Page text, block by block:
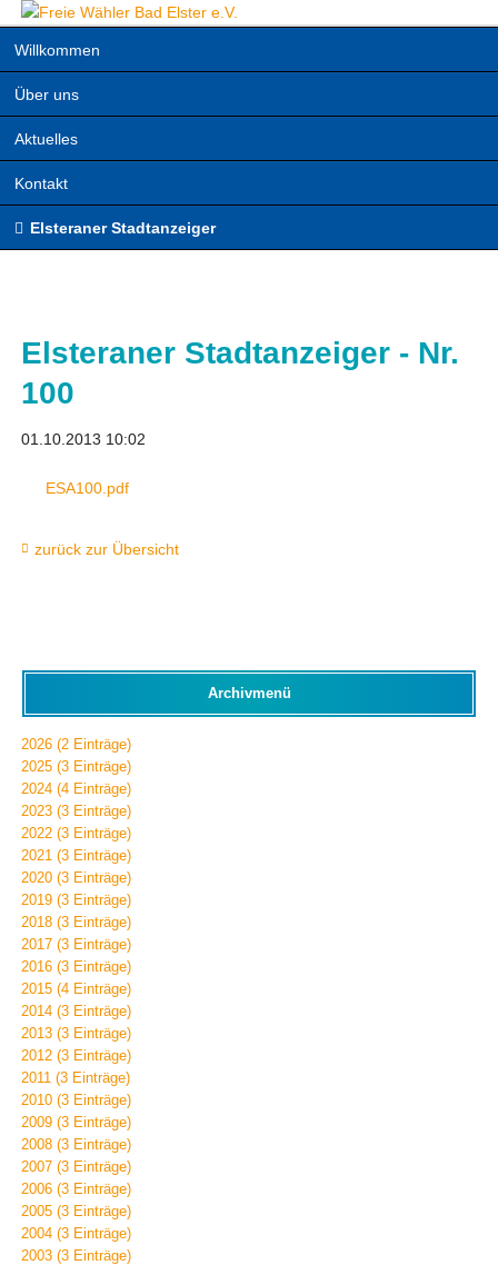
Willkommen
Über uns
Aktuelles
Kontakt
Elsteraner Stadtanzeiger
Elsteraner Stadtanzeiger - Nr.
100
01.10.2013 10:02
ESA100.pdf
zurück zur Übersicht
Archivmenü
2026 (2 Einträge)
2025 (3 Einträge)
2024 (4 Einträge)
2023 (3 Einträge)
2022 (3 Einträge)
2021 (3 Einträge)
2020 (3 Einträge)
2019 (3 Einträge)
2018 (3 Einträge)
2017 (3 Einträge)
2016 (3 Einträge)
2015 (4 Einträge)
2014 (3 Einträge)
2013 (3 Einträge)
2012 (3 Einträge)
2011 (3 Einträge)
2010 (3 Einträge)
2009 (3 Einträge)
2008 (3 Einträge)
2007 (3 Einträge)
2006 (3 Einträge)
2005 (3 Einträge)
2004 (3 Einträge)
2003 (3 Einträge)